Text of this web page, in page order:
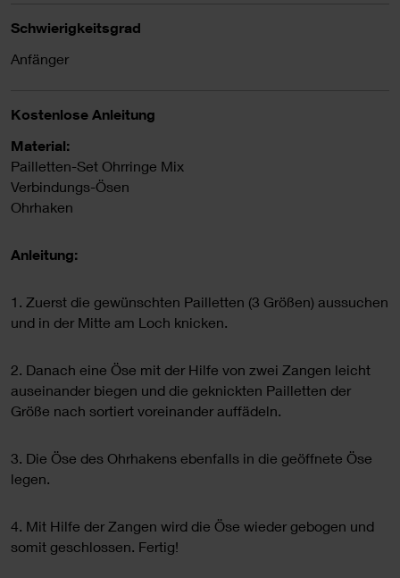
Schwierigkeitsgrad
Anfänger
Kostenlose Anleitung
Material:
Pailletten-Set Ohrringe Mix
Verbindungs-Ösen
Ohrhaken
Anleitung:
1. Zuerst die gewünschten Pailletten (3 Größen) aussuchen
und in der Mitte am Loch knicken.
2. Danach eine Öse mit der Hilfe von zwei Zangen leicht
auseinander biegen und die geknickten Pailletten der
Größe nach sortiert voreinander auffädeln.
3. Die Öse des Ohrhakens ebenfalls in die geöffnete Öse
legen.
4. Mit Hilfe der Zangen wird die Öse wieder gebogen und
somit geschlossen. Fertig!